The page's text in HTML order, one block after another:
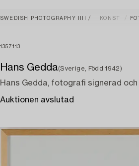
SWEDISH PHOTOGRAPHY IIII KONST
1357113
Hans Gedda(Sverige, Född 1942)
Hans Gedda, fotografi signerad
Auktionen avslutad